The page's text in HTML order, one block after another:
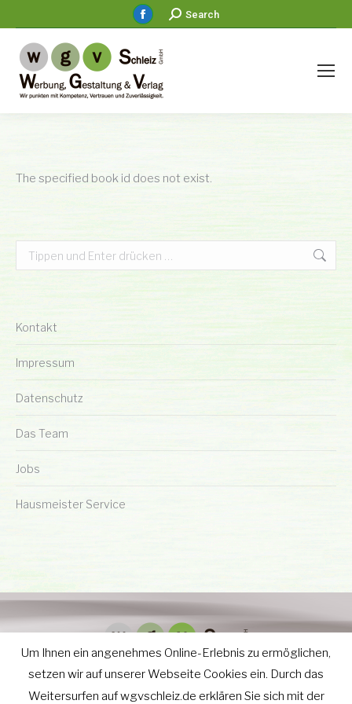
Facebook
opens
new
window
Search:
Search
The specified book id does not exist.
Search:
Kontakt
Impressum
Datenschutz
Das Team
Jobs
Hausmeister Service
Um Ihnen ein angenehmes Online-Erlebnis zu ermöglichen,
setzen wir auf unserer Webseite Cookies ein. Durch das
Weitersurfen auf wgvschleiz.de erklären Sie sich mit der